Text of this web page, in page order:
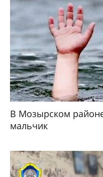
В Мозырском
мальчик